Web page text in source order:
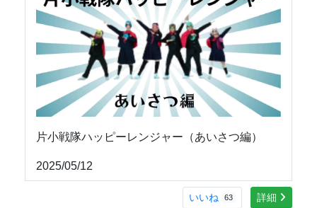
片小戦隊ハッピーレンジャー（あいさつ編）
2025/05/12
いいね 63 詳細